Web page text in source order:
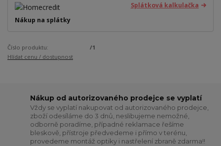
Splátková kalkulačka
Nákup na splátky
Číslo produktu:
/1
Hlídat cenu / dostupnost
Nákup od autorizovaného prodejce se vyplatí
Vždy se vyplatí nakupovat od autorizovaného prodejce,
zboží odesíláme do 3 dnů, neslibujeme nemožné,
odborně poradíme, případné reklamace řešíme
bleskově, přístroje předvedeme i přímo v terénu,
provedeme montáž optiky i nastřelení zbraně zdarma!!